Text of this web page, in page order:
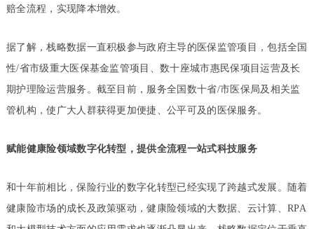
赔全流程，实现降本增效。
据了解，栈略数据一直积极参与政府主导的医保监管项目，包括全国
性/省市级重大医保基金监管项目、数十座城市惠民保项目运营及长
期护理险运营服务。截至目前，服务全国数十省/市医保局及相关监
管机构，使广大人群获得更加便捷、公平可及的医保服务。
赋能健康险领域数字化转型，提供全流程一站式科技服务
和十年前相比，保险行业的数字化转型已经实现了跨越式发展。随着
健康险市场的成长及政策驱动，健康险领域的大数据、云计算、RPA